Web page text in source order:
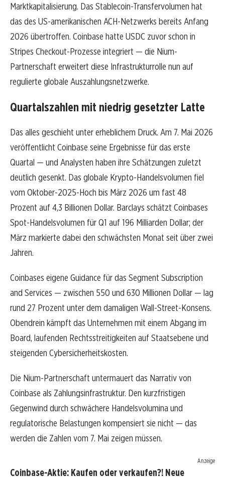
Marktkapitalisierung. Das Stablecoin-Transfervolumen hat
das des US-amerikanischen ACH-Netzwerks bereits Anfang
2026 übertroffen. Coinbase hatte USDC zuvor schon in
Stripes Checkout-Prozesse integriert — die Nium-
Partnerschaft erweitert diese Infrastrukturrolle nun auf
regulierte globale Auszahlungsnetzwerke.
Quartalszahlen mit niedrig gesetzter Latte
Das alles geschieht unter erheblichem Druck. Am 7. Mai 2026
veröffentlicht Coinbase seine Ergebnisse für das erste
Quartal — und Analysten haben ihre Schätzungen zuletzt
deutlich gesenkt. Das globale Krypto-Handelsvolumen fiel
vom Oktober-2025-Hoch bis März 2026 um fast 48
Prozent auf 4,3 Billionen Dollar. Barclays schätzt Coinbases
Spot-Handelsvolumen für Q1 auf 196 Milliarden Dollar; der
März markierte dabei den schwächsten Monat seit über zwei
Jahren.
Coinbases eigene Guidance für das Segment Subscription
and Services — zwischen 550 und 630 Millionen Dollar — lag
rund 27 Prozent unter dem damaligen Wall-Street-Konsens.
Obendrein kämpft das Unternehmen mit einem Abgang im
Board, laufenden Rechtsstreitigkeiten auf Staatsebene und
steigenden Cybersicherheitskosten.
Die Nium-Partnerschaft untermauert das Narrativ von
Coinbase als Zahlungsinfrastruktur. Den kurzfristigen
Gegenwind durch schwächere Handelsvolumina und
regulatorische Belastungen kompensiert sie nicht — das
werden die Zahlen vom 7. Mai zeigen müssen.
Anzeige
Coinbase-Aktie: Kaufen oder verkaufen?! Neue